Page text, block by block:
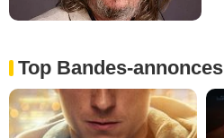
Top Bandes-annonces